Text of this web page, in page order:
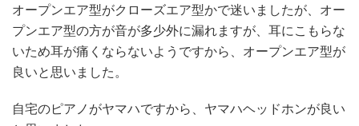
オープンエア型がクローズエア型かで迷いましたが、オー
プンエア型の方が音が多少外に漏れますが、耳にこもらな
いため耳が痛くならないようですから、オープンエア型が
良いと思いました。
自宅のピアノがヤマハですから、ヤマハヘッドホンが良い